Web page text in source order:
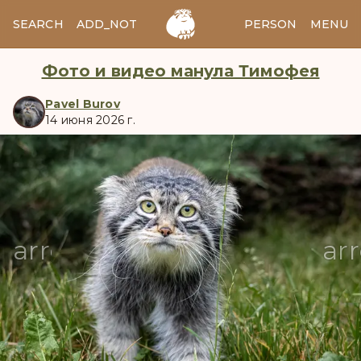
SEARCH ADD_NOTES ADD_IMAGE PERSON MENU
Фото и видео манула Тимофея
Pavel Burov
14 июня 2026 г.
manul
arrow_back